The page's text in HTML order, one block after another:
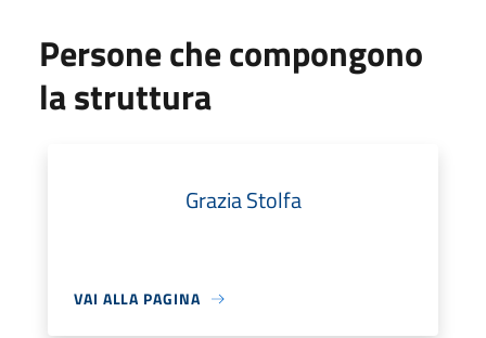
Persone che compongono
la struttura
Grazia Stolfa
VAI ALLA PAGINA